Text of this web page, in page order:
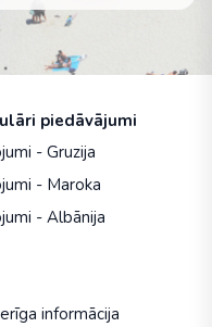
piedāvājumi
- Gruzija
- Maroka
- Albānija
informācija